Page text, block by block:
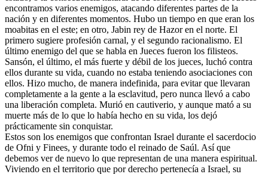
encontramos varios enemigos, atacando diferentes partes de la
nación y en diferentes momentos. Hubo un tiempo en que eran los
moabitas en el este; en otro, Jabin rey de Hazor en el norte. El
primero sugiere profesión carnal, y el segundo racionalismo. El
último enemigo del que se habla en Jueces fueron los filisteos.
Sansón, el último, el más fuerte y débil de los jueces, luchó contra
ellos durante su vida, cuando no estaba teniendo asociaciones con
ellos. Hizo mucho, de manera indefinida, para evitar que llevaran
completamente a la gente a la esclavitud, pero nunca llevó a cabo
una liberación completa. Murió en cautiverio, y aunque mató a su
muerte más de lo que lo había hecho en su vida, los dejó
prácticamente sin conquistar.
Estos son los enemigos que confrontan Israel durante el sacerdocio
de Ofni y Finees, y durante todo el reinado de Saúl. Así que
debemos ver de nuevo lo que representan de una manera espiritual.
Viviendo en el territorio que por derecho pertenecía a Israel, su